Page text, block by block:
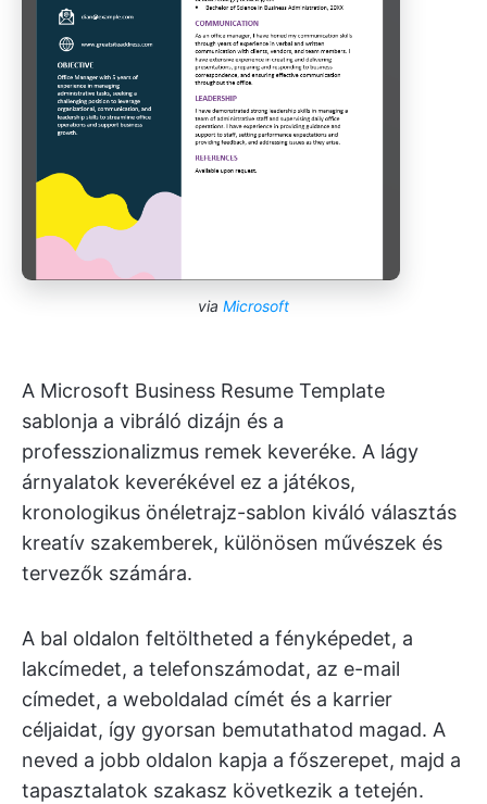
via Microsoft
A Microsoft Business Resume Template
sablonja a vibráló dizájn és a
professzionalizmus remek keveréke. A lágy
árnyalatok keverékével ez a játékos,
kronologikus önéletrajz-sablon kiváló választás
kreatív szakemberek, különösen művészek és
tervezők számára.
A bal oldalon feltöltheted a fényképedet, a
lakcímedet, a telefonszámodat, az e-mail
címedet, a weboldalad címét és a karrier
céljaidat, így gyorsan bemutathatod magad. A
neved a jobb oldalon kapja a főszerepet, majd a
tapasztalatok szakasz következik a tetején.